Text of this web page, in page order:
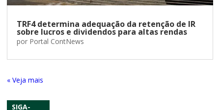
TRF4 determina adequação da retenção de IR
sobre lucros e dividendos para altas rendas
por Portal ContNews
« Entradas Antigas
SIGA-